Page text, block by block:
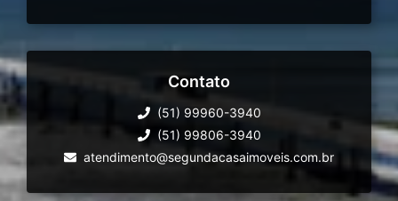
Contato
(51) 99960-3940
(51) 99806-3940
atendimento@segundacasaimoveis.com.br